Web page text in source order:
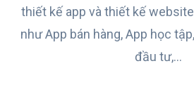
thiết kế app và thiết kế
như App bán hàng, App học
đầu tư,…